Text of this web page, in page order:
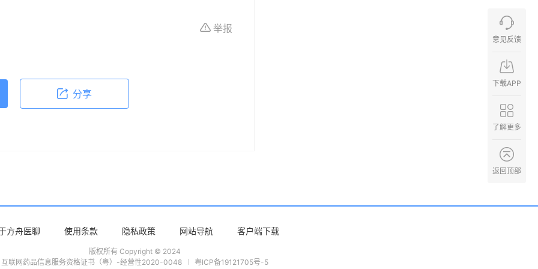
本文内容采取的任何行动，本文作者、出版方
举报
分享
方舟医聊 使用条款 隐私政策 网站导航 客户端下载
版权所有 Copyright © 2024
互联网药品信息服务资格证书（粤）-经营性2020-0048
粤ICP备19121705号-5
意见反馈
下载APP
了解更多
返回顶部